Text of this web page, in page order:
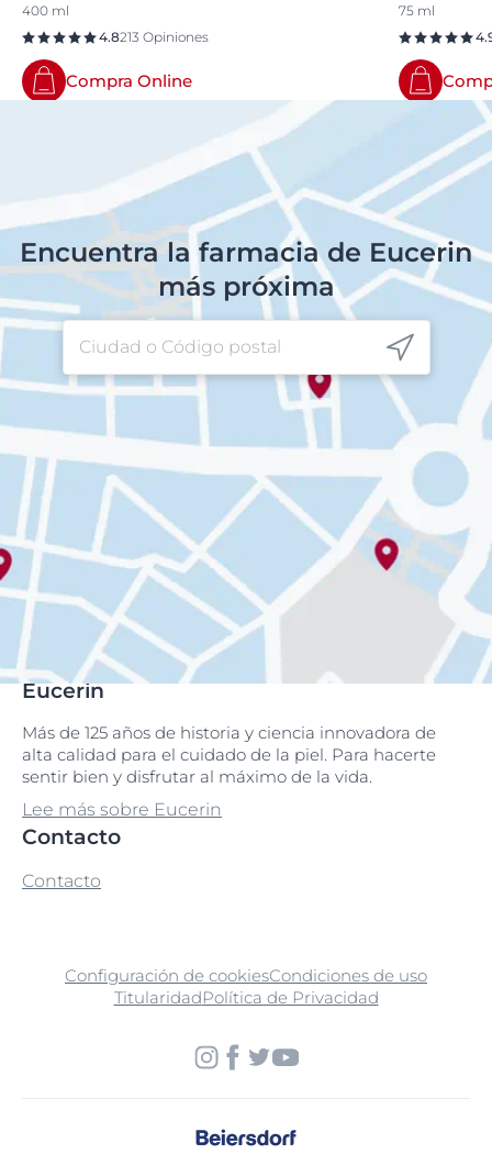
400 ml
4.8213 Opiniones
Compra Online
75 ml
Encuentra la farmacia de Eucerin
más próxima
Eucerin
Más de 125 años de historia y ciencia innovadora de
alta calidad para el cuidado de la piel. Para hacerte
sentir bien y disfrutar al máximo de la vida.
Lee más sobre Eucerin
Contacto
Contacto
Configuración de cookiesCondiciones de uso
TitularidadPolítica de Privacidad